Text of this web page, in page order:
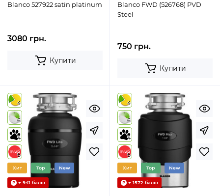
Blanco 527922 satin platinum
3080 грн.
Купити
Blanco FWD (526768) PVD
Steel
750 грн.
Купити
4
6
4
6
Хит Top New
+ 941 балів
4
6
4
6
Хит Top New
+ 1572 балів